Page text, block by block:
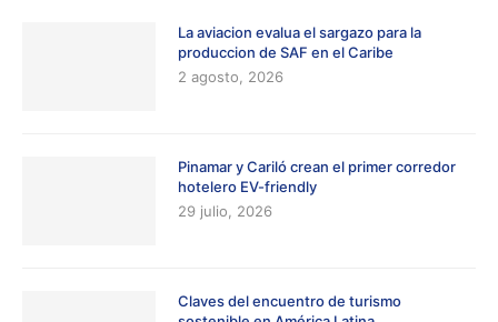
La aviacion evalua el sargazo para la
produccion de SAF en el Caribe
2 agosto, 2026
Pinamar y Cariló crean el primer corredor
hotelero EV-friendly
29 julio, 2026
Claves del encuentro de turismo